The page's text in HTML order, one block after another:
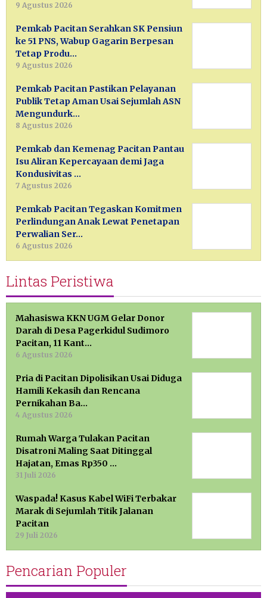
9 Agustus 2026
Pemkab Pacitan Serahkan SK Pensiun
ke 51 PNS, Wabup Gagarin Berpesan
Tetap Produ…
9 Agustus 2026
Pemkab Pacitan Pastikan Pelayanan
Publik Tetap Aman Usai Sejumlah ASN
Mengundurk…
8 Agustus 2026
Pemkab dan Kemenag Pacitan Pantau
Isu Aliran Kepercayaan demi Jaga
Kondusivitas …
7 Agustus 2026
Pemkab Pacitan Tegaskan Komitmen
Perlindungan Anak Lewat Penetapan
Perwalian Ser…
6 Agustus 2026
Lintas Peristiwa
Mahasiswa KKN UGM Gelar Donor
Darah di Desa Pagerkidul Sudimoro
Pacitan, 11 Kant…
6 Agustus 2026
Pria di Pacitan Dipolisikan Usai Diduga
Hamili Kekasih dan Rencana
Pernikahan Ba…
4 Agustus 2026
Rumah Warga Tulakan Pacitan
Disatroni Maling Saat Ditinggal
Hajatan, Emas Rp350 …
31 Juli 2026
Waspada! Kasus Kabel WiFi Terbakar
Marak di Sejumlah Titik Jalanan
Pacitan
29 Juli 2026
Pencarian Populer